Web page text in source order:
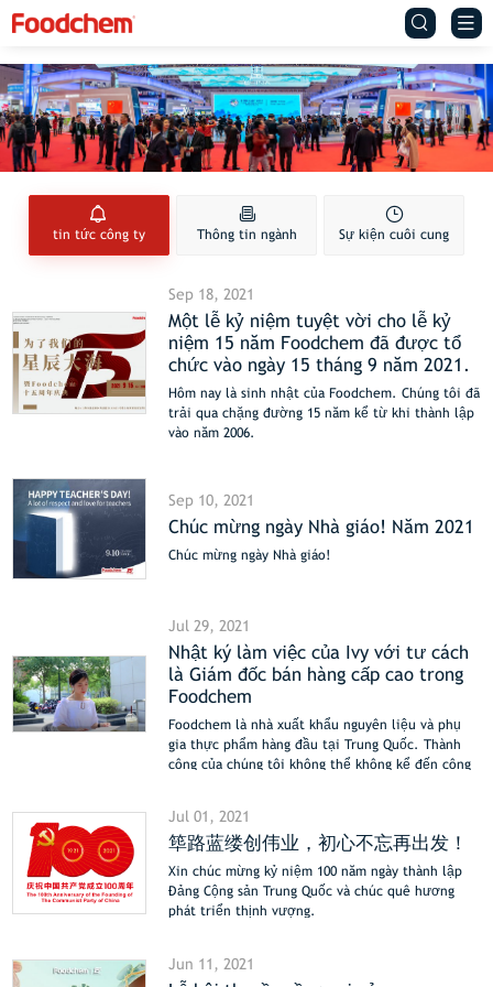
 
tin tức công ty Thông tin ngành Sự kiện cuôi cung
Sep 18, 2021
Một lễ kỷ niệm tuyệt vời cho lễ kỷ
niệm 15 năm Foodchem đã được tổ
chức vào ngày 15 tháng 9 năm 2021.
Hôm nay là sinh nhật của Foodchem. Chúng tôi đã
trải qua chặng đường 15 năm kể từ khi thành lập
vào năm 2006.
tràn đầy năng lượng và mơ mộng.
Sep 10, 2021
Chúc mừng ngày Nhà giáo! Năm 2021
Chúc mừng ngày Nhà giáo!
Jul 29, 2021
Nhật ký làm việc của Ivy với tư cách
là Giám đốc bán hàng cấp cao trong
Foodchem
Foodchem là nhà xuất khẩu nguyên liệu và phụ
gia thực phẩm hàng đầu tại Trung Quốc. Thành
công của chúng tôi không thể không kể đến công
trong video này! Kiểm tra video nhật ký làm việc
của cô ấy với chúng tôi ngay bây giờ!
Jul 01, 2021
筚路蓝缕创伟业，初心不忘再出发！
Xin chúc mừng kỷ niệm 100 năm ngày thành lập
Đảng Cộng sản Trung Quốc và chúc quê hương
phát triển thịnh vượng.
Jun 11, 2021